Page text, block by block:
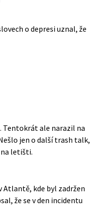
o depresi uznal, že
Tentokrát ale narazil na
jen o další trash talk,
letišti.
kde byl zadržen
že se v den incidentu